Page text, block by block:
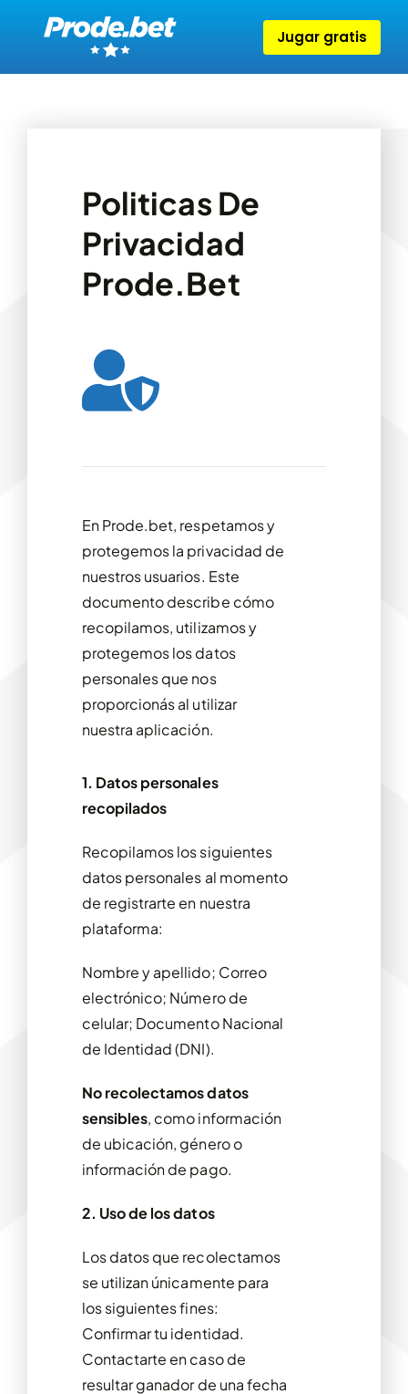
Jugar gratis
Politicas De
Privacidad
Prode.bet
En Prode.bet, respetamos y
protegemos la privacidad de
nuestros usuarios. Este
documento describe cómo
recopilamos, utilizamos y
protegemos los datos
personales que nos
proporcionás al utilizar
nuestra aplicación.
1. Datos personales
recopilados
Recopilamos los siguientes
datos personales al momento
de registrarte en nuestra
plataforma:
Nombre y apellido; Correo
electrónico; Número de
celular; Documento Nacional
de Identidad (DNI).
No recolectamos datos
sensibles, como información
de ubicación, género o
información de pago.
2. Uso de los datos
Los datos que recolectamos
se utilizan únicamente para
los siguientes fines:
Confirmar tu identidad.
Contactarte en caso de
resultar ganador de una fecha